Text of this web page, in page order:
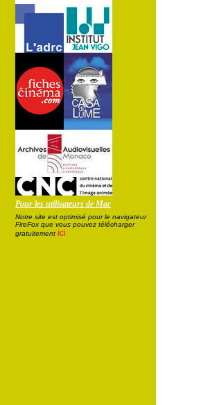
Pour les utilisateurs de Mac
Notre site est optimisé pour le navigateur
FireFox que vous pouvez télécharger
gratuitement ici